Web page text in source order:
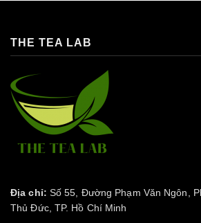
THE TEA LAB
Địa chỉ: Số 55, Đường Phạm Văn Ngôn,
Thủ Đức, TP. Hồ Chí Minh